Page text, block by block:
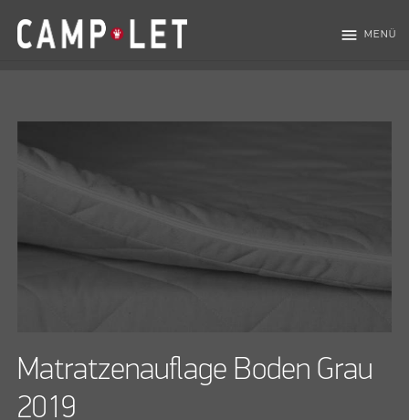
menu MENÜ
Matratzenauflage Boden Grau
2019